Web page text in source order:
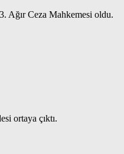
Ağır Ceza Mahkemesi oldu.
ortaya çıktı.